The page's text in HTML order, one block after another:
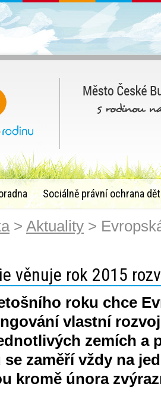
Sociálně právní ochrana
> Aktuality >
věnuje rok 2015
roku chce
vlastní
zemích a
se zaměří vždy na
kromě února